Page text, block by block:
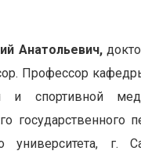
Анатольевич,
Профессор
и спортивной
государственного
университета, г.